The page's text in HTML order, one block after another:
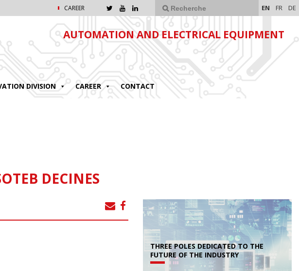
CAREER EN FR DE
AUTOMATION AND ELECTRICAL EQUIPMENT
DIVISION CAREER CONTACT
DECINES
THREE POLES DEDICATED TO THE
FUTURE OF THE INDUSTRY